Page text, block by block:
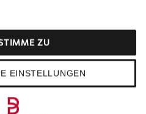
EINSTELLUNGEN
ZU